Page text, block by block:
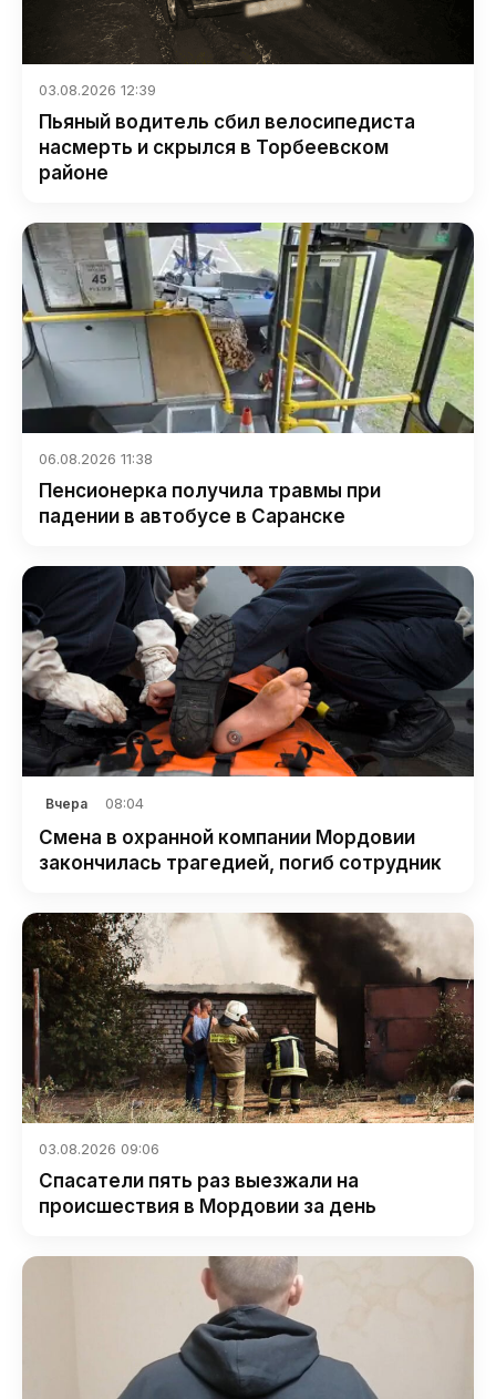
03.08.2026 12:39
Пьяный водитель сбил велосипедиста
насмерть и скрылся в Торбеевском
районе
06.08.2026 11:38
Пенсионерка получила травмы при
падении в автобусе в Саранске
Вчера 08:04
Смена в охранной компании Мордовии
закончилась трагедией, погиб сотрудник
03.08.2026 09:06
Спасатели пять раз выезжали на
происшествия в Мордовии за день